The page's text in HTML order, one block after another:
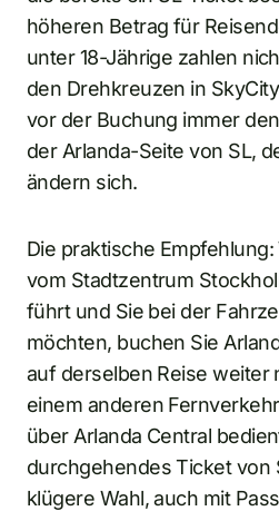
höheren Betrag für
unter 18-Jährige zahlen
den Drehkreuzen in
vor der Buchung immer
der Arlanda-Seite von SL,
ändern sich.
Die praktische
vom Stadtzentrum
führt und Sie bei der
möchten, buchen Sie
auf derselben Reise weiter
einem anderen
über Arlanda Central
durchgehendes Ticket von
klügere Wahl, auch mit